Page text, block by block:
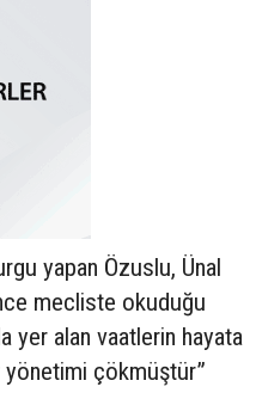
yapan Özuslu, Ünal
mecliste okuduğu
yer alan vaatlerin hayata
çökmüştür”